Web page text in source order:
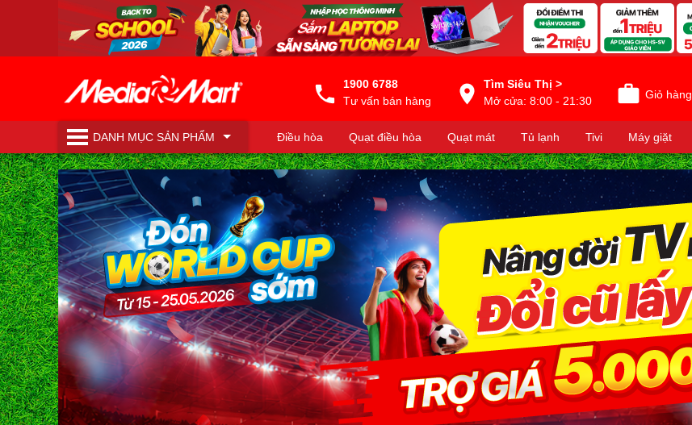
1900 6788
Tư vấn bán hàng
Tìm Siêu Thị >
Mở cửa: 8:00 - 21:30
Giỏ hàng
DANH MỤCSẢN PHẨM Điều hòa Quạt điều hòa Quạt mát Tủ lạnh Tivi Máy giặt
Máy lọc nước